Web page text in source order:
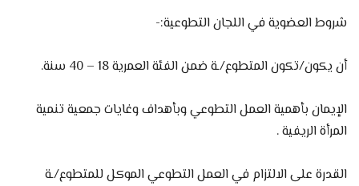
شروط العضوية في اللجان التطوعية:-
أن يكون/تكون المتطوع/ـة ضمن الفئة العمرية 18 – 40 سنة.
الإيمان بأهمية العمل التطوعي وبأهداف وغايات جمعية تنمية
المرأة الريفية .
القدرة على الالتزام في العمل التطوعي الموكل للمتطوع/ـة